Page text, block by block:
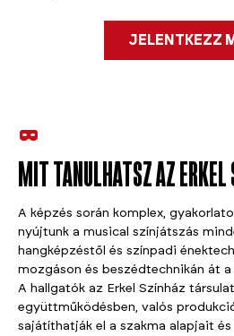
JELENTKEZZ
MIT TANULHATSZ AZ
A képzés során komplex,
nyújtunk a musical színjátszás
hangképzéstől és színpadi
mozgáson és beszédtechnikán át
A hallgatók az Erkel Színház
együttműködésben, valós
sajátíthatják el a szakma alapjait és